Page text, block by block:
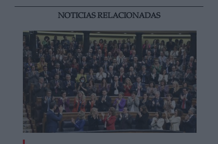
NOTICIAS RELACIONADAS